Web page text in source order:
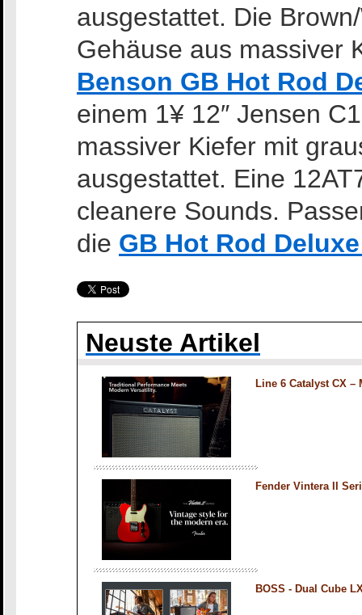
ausgestattet. Die
Gehäuse aus massiver
Benson GB Hot Rod
einem 1¥ 12″ Jensen
massiver Kiefer mit
ausgestattet. Eine
cleanere Sounds.
die GB Hot Rod
Neuste Artikel
Line 6 Catalyst CX
Fender Vintera II
BOSS - Dual Cube